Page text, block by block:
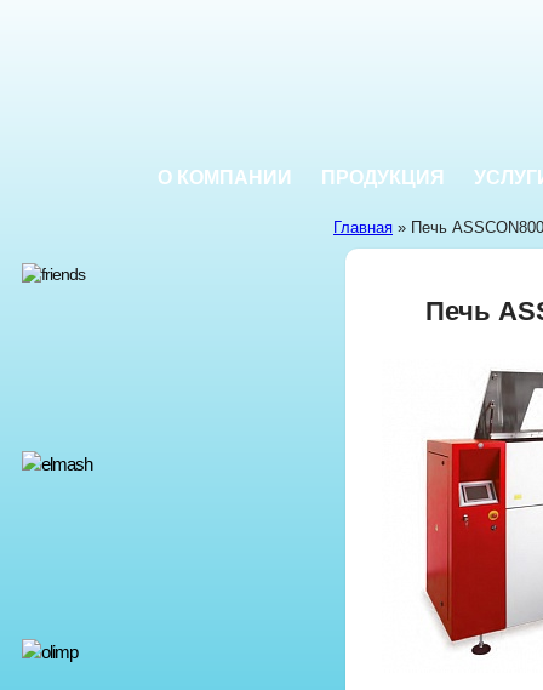
О КОМПАНИИ ПРОДУКЦИЯ
Главная » Печь
Печь